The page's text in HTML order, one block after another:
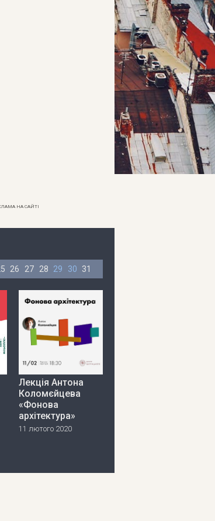
НА САЙТІ
26 27 28 29 30 31
Лекція Антона
Коломєйцева
«Фонова
архітектура»
11 лютого 2020